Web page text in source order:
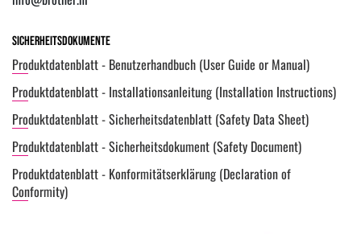
Sicherheitsdokumente
Produktdatenblatt - Benutzerhandbuch (User Guide or Manual)
Produktdatenblatt - Installationsanleitung (Installation Instructions)
Produktdatenblatt - Sicherheitsdatenblatt (Safety Data Sheet)
Produktdatenblatt - Sicherheitsdokument (Safety Document)
Produktdatenblatt - Konformitätserklärung (Declaration of
Conformity)